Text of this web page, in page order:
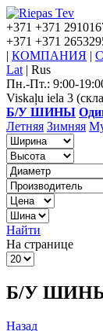
+371 +371
+371 +371
| КОМПАНИЯ |
Lat | Rus
Пн.-Пт.: 9:00-
Viskaļu iela 3
Б/У ШИНЫ
Летняя Зимняя
Найти
На странице
Б/У
Назад